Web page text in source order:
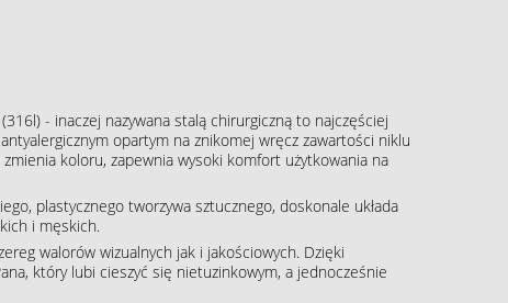
- inaczej nazywana stalą chirurgiczną to najczęściej
opartym na znikomej wręcz zawartości niklu
koloru, zapewnia wysoki komfort użytkowania na
plastycznego tworzywa sztucznego, doskonale układa
i męskich.
walorów wizualnych jak i jakościowych. Dzięki
który lubi cieszyć się nietuzinkowym, a jednocześnie